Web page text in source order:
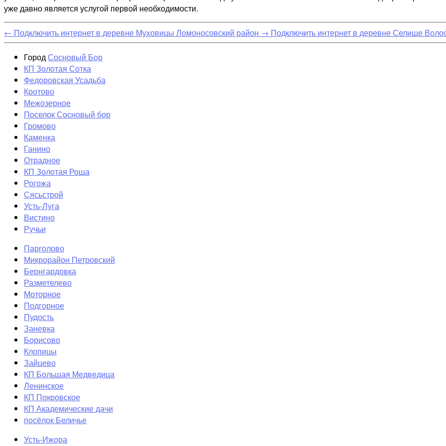
уже давно является услугой первой необходимости.
← Подключить интернет в деревне Муховицы Ломоносовский район → Подключить интернет в деревне Селище
ГородСосновый Бор
КП Золотая Сотка
Федоровская Усадьба
Кротово
Межозерное
Поселок Сосновый бор
Громово
Каменка
Ганино
Отрадное
КП Золотая Роща
Рогожа
Сясьстрой
Усть-Луга
Вистино
Ручьи
Парголово
Микрорайон Петровский
Бернгардовка
Разметелево
Моторное
Подгорное
Пудость
Заневка
Борисово
Клопицы
Зайцево
КП Большая Медведица
Ленинское
КП Покровское
КП Академические дачи
посёлок Беличье
Усть-Ижора